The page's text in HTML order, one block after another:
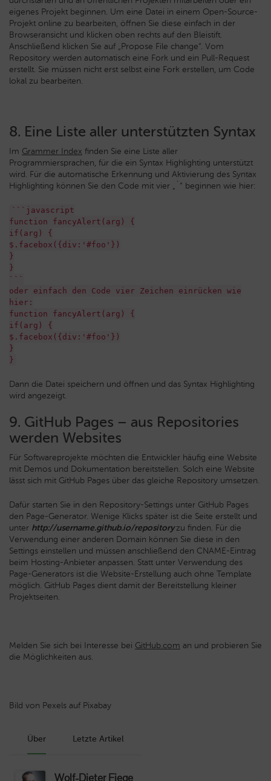
eigenes Projekt beginnen. Um eine Datei in einem Open-Source-
Projekt online zu bearbeiten, öffnen Sie diese einfach in der
Browseransicht und klicken oben rechts auf den Bleistift.
Anschließend klicken Sie auf „Propose File change“. Vom
Repository werden automatisch eine Fork und ein Pull-Request
erstellt. Sie müssen nicht erst selbst eine Fork erstellen, um Code
lokal zu bearbeiten.
8. Eine Liste aller unterstützten Syntax
Im Grammer Index finden Sie eine Liste aller
Programmiersprachen, für die ein Syntax Highlighting unterstützt
wird. Für die automatische Erkennung und Aktivierung des Syntax
Highlighting können Sie den Code mit vier „`“ beginnen wie hier:
```javascript
function fancyAlert(arg) {
if(arg) {
$.facebox({div:'#foo'})
}
}
```
oder einfach den Code vier Zeichen einrücken wie
hier:
function fancyAlert(arg) {
if(arg) {
$.facebox({div:'#foo'})
}
}
Dann die Datei speichern und öffnen und das Syntax Highlighting
wird angezeigt.
9. GitHub Pages – aus Repositories
werden Websites
Für Softwareprojekte möchten die Entwickler häufig eine Website
mit Demos und Dokumentation bereitstellen. Solch eine Website
lässt sich mit GitHub Pages über das gleiche Repository umsetzen.
Dafür starten Sie in den Repository-Settings unter GitHub Pages
den Page-Generator. Wenige Klicks später ist die Seite erstellt und
unter http://username.github.io/repositoryzu finden. Für die
Verwendung einer anderen Domain können Sie diese in den
Settings einstellen und müssen anschließend den CNAME-Eintrag
beim Hosting-Anbieter anpassen. Statt unter Verwendung des
Page-Generators ist die Website-Erstellung auch ohne Template
möglich. GitHub Pages dient damit der Bereitstellung kleiner
Projektseiten.
Melden Sie sich bei Interesse bei GitHub.com an und probieren Sie
die Möglichkeiten aus.
Bild von Pexels auf Pixabay
Über Letzte Artikel
Wolf-Dieter Fiege